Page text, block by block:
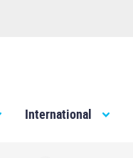
International